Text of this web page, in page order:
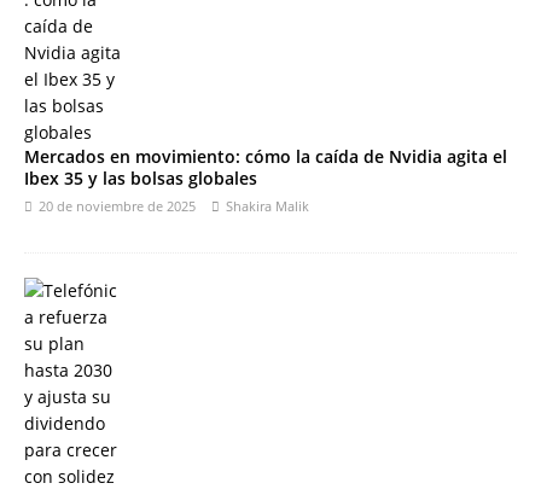
Mercados en movimiento: cómo la caída de Nvidia agita el
Ibex 35 y las bolsas globales
20 de noviembre de 2025 Shakira Malik